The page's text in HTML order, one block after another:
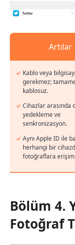
Artılar
Kablo veya
gerekmez;
kablosuz.
Cihazlar arasında
yedekleme ve
senkronizasyon.
Aynı Apple ID ile
herhangi bir
fotoğraflara
Bölüm 4.
Fotoğraf